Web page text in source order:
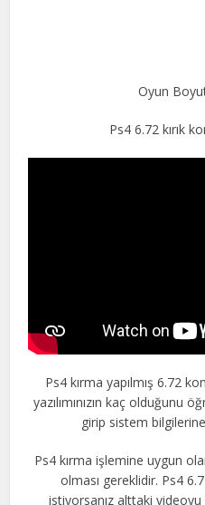
Oyun
Ps4 6.72 kırık
Ps4 kırma yapılmış 6.72
yazılımınızın kaç olduğunu
girip sistem
Ps4 kırma işlemine uygun
olması gereklidir. Ps4
istiyorsanız alttaki